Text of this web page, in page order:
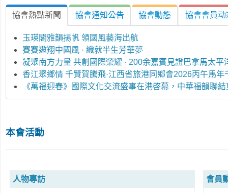
協會熱點新聞 協會通知公告 協會動態 協會會員动
玉瑛閣雅韻揚帆 領國風藝海出航
賽賽遨翔中國風 · 織就半生芳華夢
凝聚南方力量 共創國際榮耀 · 200余嘉賓見證巴拿馬太
香江聚鄉情 千賢賀騰飛·江西省旅港同鄉會2026丙午馬
《萬福迎春》國際文化交流盛事在港啓幕，中華福韻聯
本會活動
人物專訪 會員